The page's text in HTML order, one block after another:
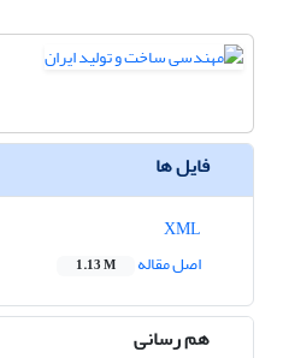
فایل ها
اصل مقاله
1.13 M
هم رسانی